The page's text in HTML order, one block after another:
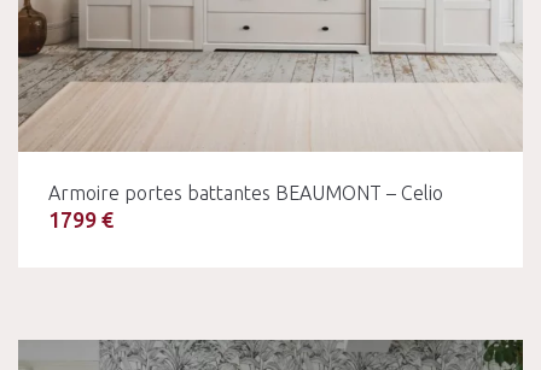
Armoire portes battantes BEAUMONT – Celio
1799 €